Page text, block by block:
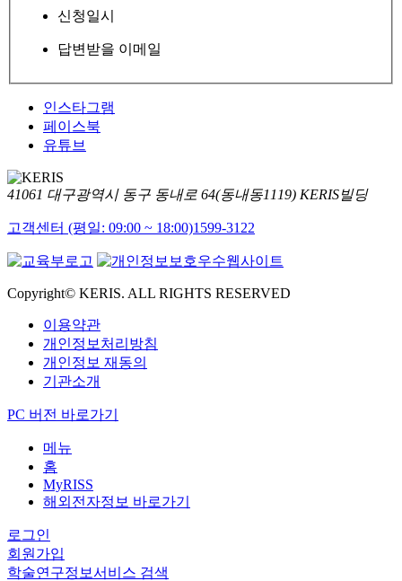
신청일시
답변받을 이메일
인스타그램
페이스북
유튜브
41061 대구광역시 동구 동내로 64(동내동1119) KERIS빌딩
고객센터 (평일: 09:00 ~ 18:00)1599-3122
Copyright© KERIS. ALL RIGHTS RESERVED
이용약관
개인정보처리방침
개인정보 재동의
기관소개
PC 버전 바로가기
메뉴
홈
MyRISS
해외전자정보 바로가기
로그인
회원가입
학술연구정보서비스 검색